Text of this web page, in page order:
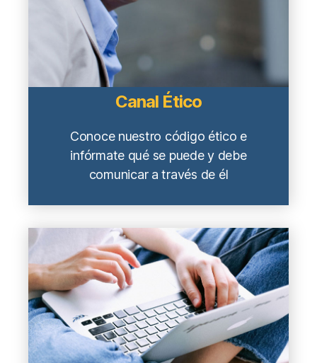
Canal Ético
Conoce nuestro código ético e
infórmate qué se puede y debe
comunicar a través de él